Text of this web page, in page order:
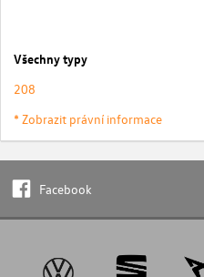
Všechny typy
208
* Zobrazit právní informace
Facebook